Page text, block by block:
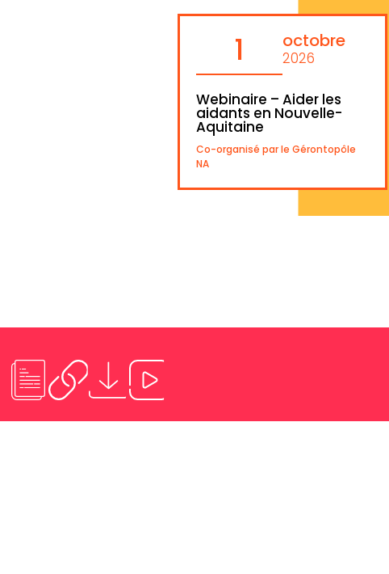
1 octobre
2026
Webinaire – Aider les
aidants en Nouvelle-
Aquitaine
Co-organisé par le Gérontopôle
NA